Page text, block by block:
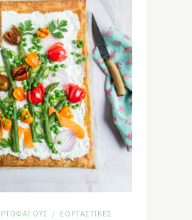
/
ΕΟΡΤΑΣΤΙΚΈΣ